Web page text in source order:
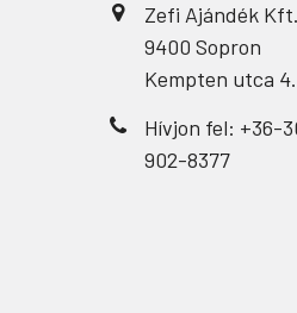
Zefi Ajándék Kft.
9400 Sopron
Kempten utca 4.
Hívjon fel: +36-
902-8377